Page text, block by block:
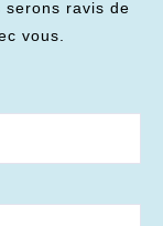
serons ravis de
vous.